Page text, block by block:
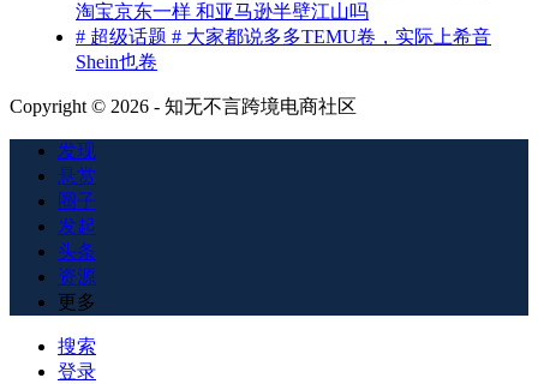
淘宝京东一样 和亚马逊半壁江山吗
# 超级话题 # 大家都说多多TEMU卷，实际上希音
Shein也卷
Copyright © 2026 - 知无不言跨境电商社区
发现
悬赏
圈子
发起
头条
资源
更多
搜索
登录